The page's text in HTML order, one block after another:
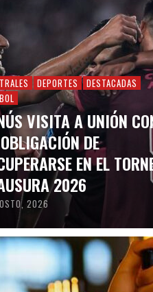
DEPORTES
DESTACADAS
VISITA A UNIÓN
DE
EN EL
2026
2026